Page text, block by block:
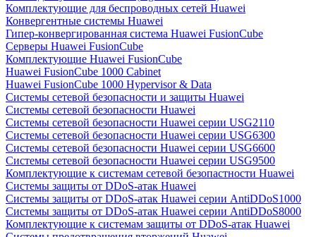
Комплектующие для беспроводных сетей Huawei
Конвергентные системы Huawei
Гипер-конвергированная система Huawei FusionCube
Серверы Huawei FusionCube
Комплектующие Huawei FusionCube
Huawei FusionCube 1000 Cabinet
Huawei FusionCube 1000 Hypervisor & Data
Системы сетевой безопасности и защиты Huawei
Системы сетевой безопасности Huawei
Системы сетевой безопасности Huawei серии USG2110
Системы сетевой безопасности Huawei серии USG6300
Системы сетевой безопасности Huawei серии USG6600
Системы сетевой безопасности Huawei серии USG9500
Комплектующие к системам сетевой безопастности Huawei
Системы защиты от DDoS-атак Huawei
Системы защиты от DDoS-атак Huawei серии AntiDDoS1000
Системы защиты от DDoS-атак Huawei серии AntiDDoS8000
Комплектующие к системам защиты от DDoS-атак Huawei